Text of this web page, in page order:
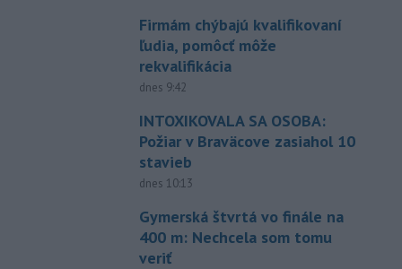
Firmám chýbajú kvalifikovaní
ľudia, pomôcť môže
rekvalifikácia
dnes 9:42
INTOXIKOVALA SA OSOBA:
Požiar v Braväcove zasiahol 10
stavieb
dnes 10:13
Gymerská štvrtá vo finále na
400 m: Nechcela som tomu
veriť